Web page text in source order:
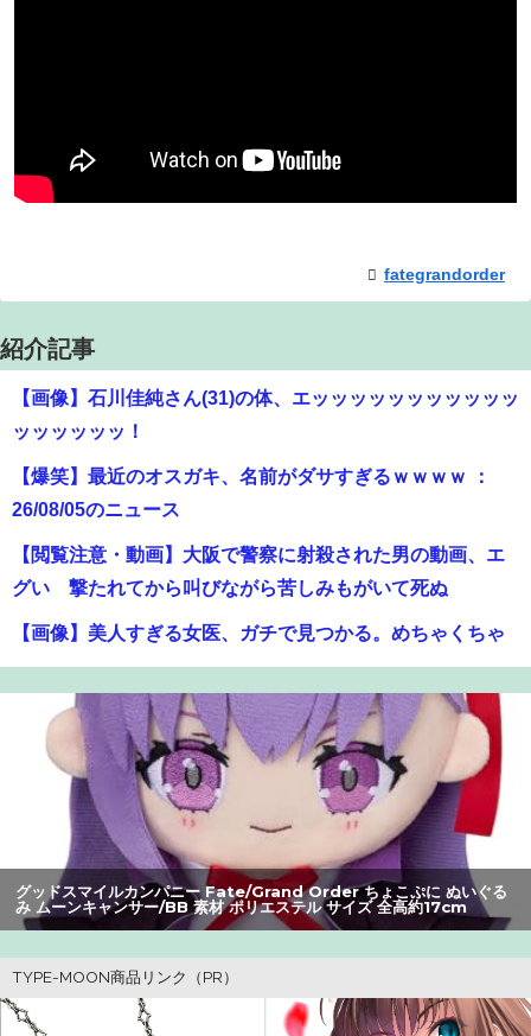
fategrandorder
紹介記事
【画像】石川佳純さん(31)の体、エッッッッッッッッッッッ
ッッッッッッ！
【爆笑】最近のオスガキ、名前がダサすぎるｗｗｗｗ ：
26/08/05のニュース
【閲覧注意・動画】大阪で警察に射殺された男の動画、エ
グい 撃たれてから叫びながら苦しみもがいて死ぬ
【画像】美人すぎる女医、ガチで見つかる。めちゃくちゃ
いいべｗｗｗｗ ：26/08/04のニュース
【悲報】映画館の客、ほぼバイオテロレベルのやらかしで
観客が避難する事態にｗｗｗｗ
【朗報】アマガミの棚町薫さん、最新絵でめっちゃ可愛く
なる：26/08/03のニュース
【画像】かつて天下を獲っていたYouTuberの現在ｗｗｗｗ
【悲報】Z世代の身長低下の理由、ついに判明かｗｗｗｗ：
【動画】大阪府警に射殺されたオッサン、めちゃめちゃ苦
しそうに死ぬ
グッドスマイルカンパニー Fate/Grand Order ちょこぷに ぬいぐる
み ムーンキャンサー/BB 素材 ポリエステル サイズ 全高約17cm